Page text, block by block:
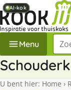
Menu
U bent hier: Home ›
AI-kok
AI-kok
AI-kok
AI-kok
AI-kok
AI-kok
AI-kok
AI-kok